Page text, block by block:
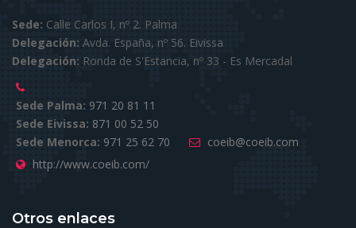
Sede: Calle Carlos I, nº 2. Palma
Delegación: Avda. España, nº 56. Eivissa
Delegación: Ronda de S'Estancia, nº 33 - Es Mercadal
Sede Palma: 971 20 81 11
Sede Eivissa: 871 00 52 50
Sede Menorca: 971 25 62 70
coeib@coeib.com
http://www.coeib.com/
Otros enlaces